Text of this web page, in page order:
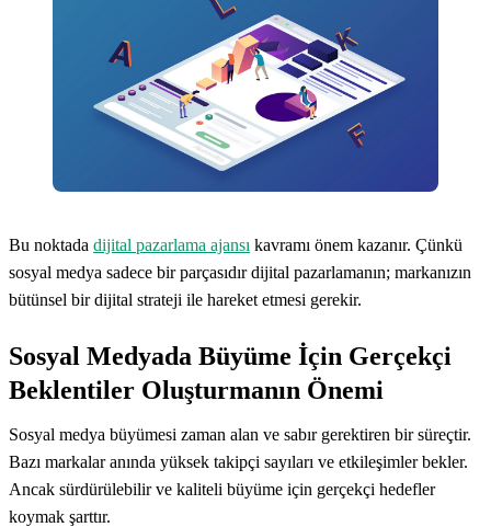
Bu noktada dijital pazarlama ajansı kavramı önem kazanır. Çünkü
sosyal medya sadece bir parçasıdır dijital pazarlamanın; markanızın
bütünsel bir dijital strateji ile hareket etmesi gerekir.
Sosyal Medyada Büyüme İçin Gerçekçi
Beklentiler Oluşturmanın Önemi
Sosyal medya büyümesi zaman alan ve sabır gerektiren bir süreçtir.
Bazı markalar anında yüksek takipçi sayıları ve etkileşimler bekler.
Ancak sürdürülebilir ve kaliteli büyüme için gerçekçi hedefler
koymak şarttır.